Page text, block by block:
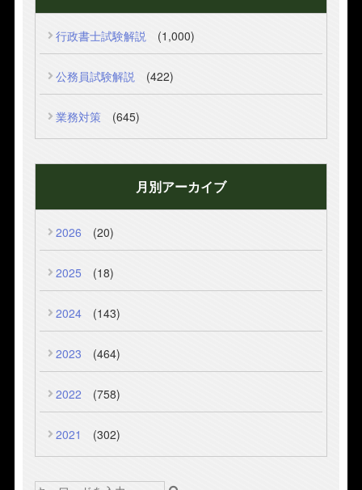
行政書士試験解説 (1,000)
公務員試験解説 (422)
業務対策 (645)
月別アーカイブ
2026 (20)
2025 (18)
2024 (143)
2023 (464)
2022 (758)
2021 (302)